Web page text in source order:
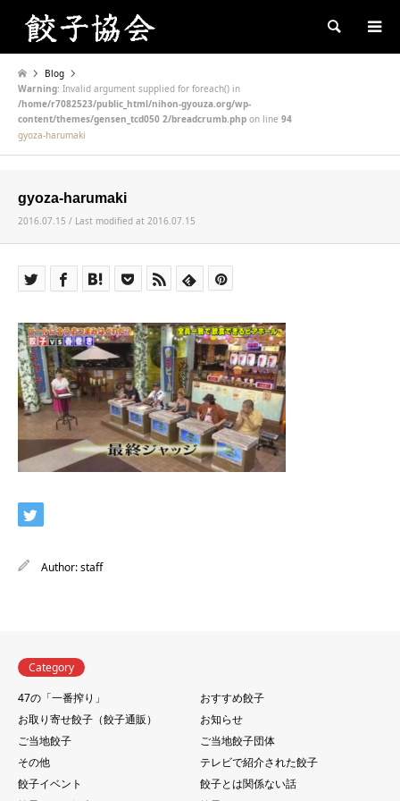
Search
Blog
Warning: Invalid argument supplied for foreach() in
/home/r7082523/public_html/nihon-gyouza.org/wp-
content/themes/gensen_tcd050 2/breadcrumb.php on line 94
gyoza-harumaki
gyoza-harumaki
2016.07.15 / Last modified at 2016.07.15
Author:staff
Category
47の「一番搾り」
おすすめ餃子
お取り寄せ餃子（餃子通販）
お知らせ
ご当地餃子
ご当地餃子団体
その他
テレビで紹介された餃子
餃子イベント
餃子とは関係ない話